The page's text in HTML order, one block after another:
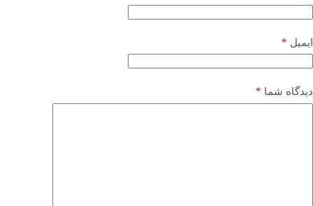
ایمیل *
دیدگاه شما *